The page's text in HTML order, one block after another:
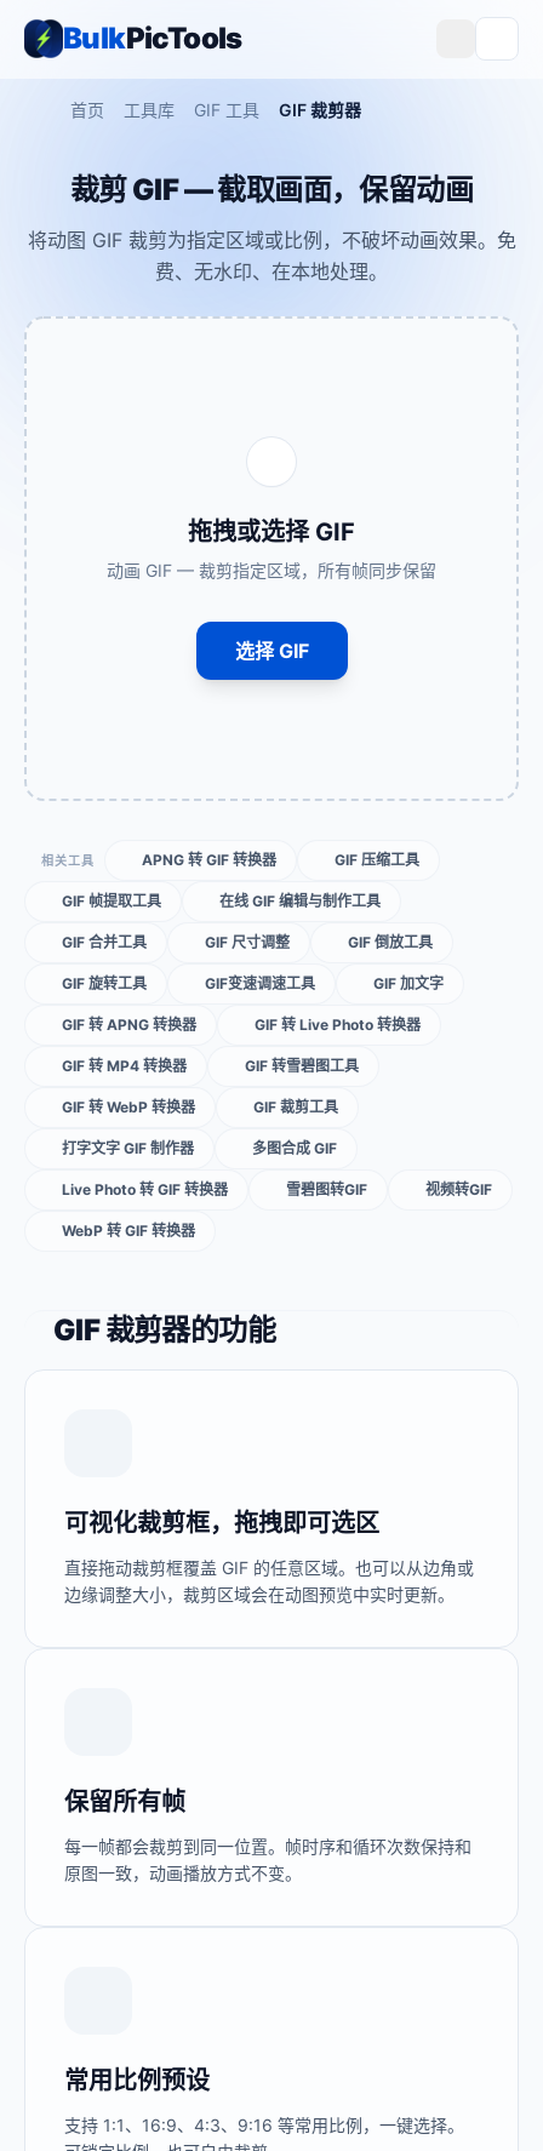
BulkPicTools
首页 工具库 GIF 工具 GIF 裁剪器
裁剪 GIF — 截取画面，保留动画
将动图 GIF 裁剪为指定区域或比例，不破坏动画效果。免
费、无水印、在本地处理。
拖拽或选择 GIF
动画 GIF — 裁剪指定区域，所有帧同步保留
选择 GIF
相关工具 APNG 转 GIF 转换器 GIF 压缩工具
GIF 帧提取工具 在线 GIF 编辑与制作工具
GIF 合并工具 GIF 尺寸调整 GIF 倒放工具
GIF 旋转工具 GIF变速调速工具 GIF 加文字
GIF 转 APNG 转换器 GIF 转 Live Photo 转换器
GIF 转 MP4 转换器 GIF 转雪碧图工具
GIF 转 WebP 转换器 GIF 裁剪工具
打字文字 GIF 制作器 多图合成 GIF
Live Photo 转 GIF 转换器 雪碧图转GIF 视频转GIF
WebP 转 GIF 转换器
GIF 裁剪器的功能
可视化裁剪框，拖拽即可选区
直接拖动裁剪框覆盖 GIF 的任意区域。也可以从边角或
边缘调整大小，裁剪区域会在动图预览中实时更新。
保留所有帧
每一帧都会裁剪到同一位置。帧时序和循环次数保持和
原图一致，动画播放方式不变。
常用比例预设
支持 1:1、16:9、4:3、9:16 等常用比例，一键选择。